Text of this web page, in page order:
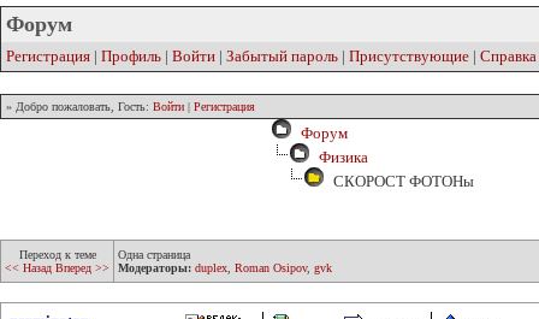
Форум
Регистрация | Профиль | Войти | Забытый пароль | Присутствующие | Справка
» Добро пожаловать, Гость: Войти | Регистрация
Форум
Физика
СКОРОСТ ФОТОНы
Переход к теме
<< Назад Вперед >>
Одна страница
Модераторы: duplex Roman Osipov, gvk